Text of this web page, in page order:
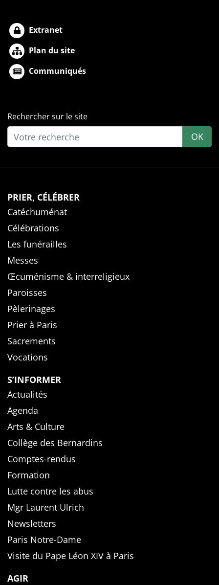
Extranet
Plan du site
Communiqués
Rechercher sur le site
OK
PRIER, CÉLÉBRER
Catéchuménat
Célébrations
Les funérailles
Messes
Œcuménisme & interreligieux
Paroisses
Pèlerinages
Prier à Paris
Sacrements
Vocations
S’INFORMER
Actualités
Agenda
Arts & Culture
Collège des Bernardins
Comptes-rendus
Formation
Lutte contre les abus
Mgr Laurent Ulrich
Newsletters
Paris Notre-Dame
Visite du Pape Léon XIV à Paris
AGIR